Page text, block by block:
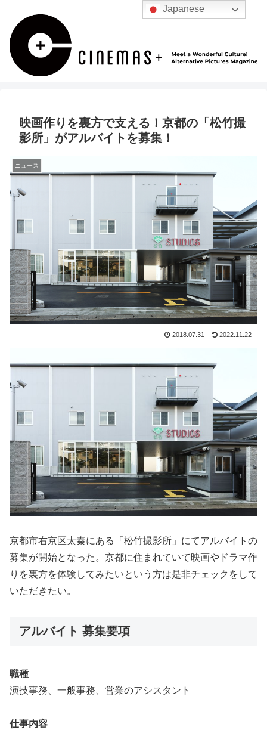
映画作りを裏方で支える！京都の「松竹撮
影所」がアルバイトを募集！
ニュース
2018.07.31 2022.11.22
京都市右京区太秦にある「松竹撮影所」にてアルバイトの
募集が開始となった。京都に住まれていて映画やドラマ作
りを裏方を体験してみたいという方は是非チェックをして
いただきたい。
アルバイト 募集要項
職種
演技事務、一般事務、営業のアシスタント
仕事内容
Japanese